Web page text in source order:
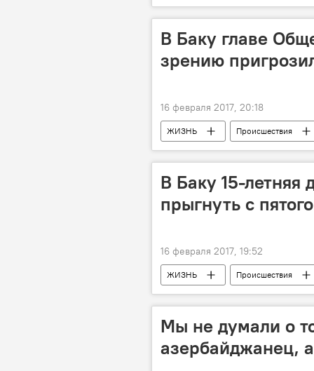
Первая леди Азербайджана
В Баку главе
зрению
16 февраля 2017, 20:18
ЖИЗНЬ Происшествия
Cамияр Абдуллаев
В Баку 15-летняя
прыгнуть с
16 февраля 2017, 19:52
ЖИЗНЬ Происшествия
Жильцы
подоконник
Мы не думали о
азербайджанец,